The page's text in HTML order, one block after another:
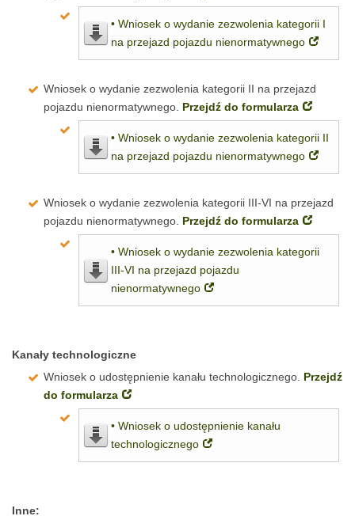
• Wniosek o wydanie zezwolenia kategorii I
na przejazd pojazdu nienormatywnego
Wniosek o wydanie zezwolenia kategorii II na przejazd
pojazdu nienormatywnego. Przejdź do formularza
• Wniosek o wydanie zezwolenia kategorii II
na przejazd pojazdu nienormatywnego
Wniosek o wydanie zezwolenia kategorii III-VI na przejazd
pojazdu nienormatywnego. Przejdź do formularza
• Wniosek o wydanie zezwolenia kategorii
III-VI na przejazd pojazdu
nienormatywnego
Kanały technologiczne
Wniosek o udostępnienie kanału technologicznego. Przejdź
do formularza
• Wniosek o udostępnienie kanału
technologicznego
Inne: